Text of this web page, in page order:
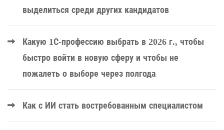
выделиться среди других кандидатов
Какую 1С-профессию выбрать в 2026 г., чтобы
быстро войти в новую сферу и чтобы не
пожалеть о выборе через полгода
Как с ИИ стать востребованным специалистом